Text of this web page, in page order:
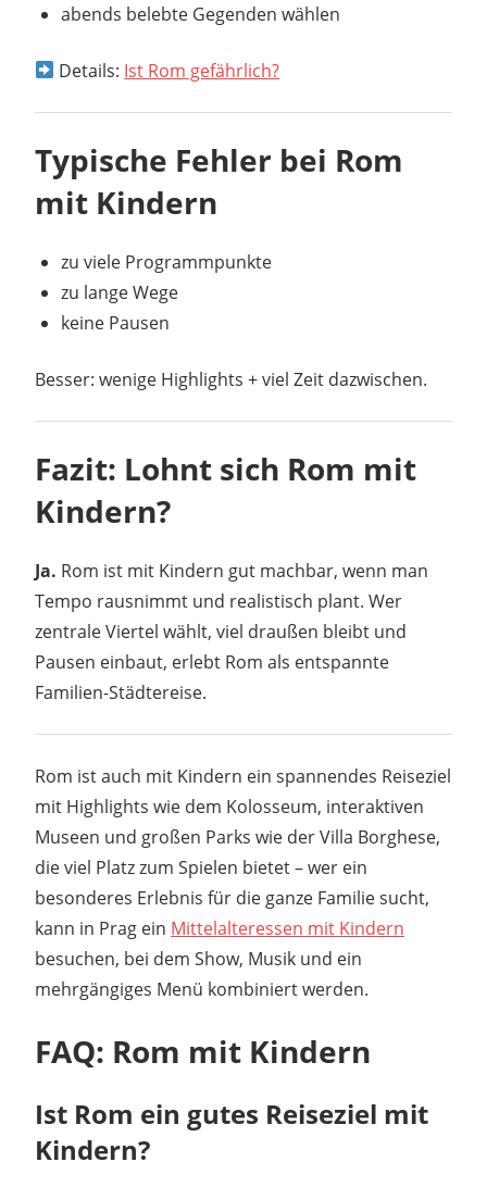
abends belebte Gegenden wählen
Details: Ist Rom gefährlich?
Typische Fehler bei Rom
mit Kindern
zu viele Programmpunkte
zu lange Wege
keine Pausen
Besser: wenige Highlights + viel Zeit dazwischen.
Fazit: Lohnt sich Rom mit
Kindern?
Ja. Rom ist mit Kindern gut machbar, wenn man
Tempo rausnimmt und realistisch plant. Wer
zentrale Viertel wählt, viel draußen bleibt und
Pausen einbaut, erlebt Rom als entspannte
Familien-Städtereise.
Rom ist auch mit Kindern ein spannendes Reiseziel
mit Highlights wie dem Kolosseum, interaktiven
Museen und großen Parks wie der Villa Borghese,
die viel Platz zum Spielen bietet – wer ein
besonderes Erlebnis für die ganze Familie sucht,
kann in Prag ein Mittelalteressen mit Kindern
besuchen, bei dem Show, Musik und ein
mehrgängiges Menü kombiniert werden.
FAQ: Rom mit Kindern
Ist Rom ein gutes Reiseziel mit
Kindern?